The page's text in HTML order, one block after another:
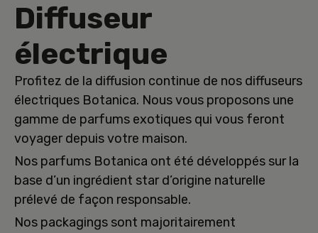
Diffuseur
électrique
Profitez de la diffusion continue de nos diffuseurs
électriques Botanica. Nous vous proposons une
gamme de parfums exotiques qui vous feront
voyager depuis votre maison.
Nos parfums Botanica ont été développés sur la
base d’un ingrédient star d’origine naturelle
prélevé de façon responsable.
Nos packagings sont majoritairement